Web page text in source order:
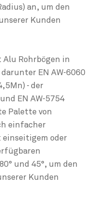
an, um den
Kunden
Alu Rohrbögen in
EN AW-6060
- der
EN AW-5754
Palette von
einfacher
einseitigem oder
und 45°, um den
Kunden